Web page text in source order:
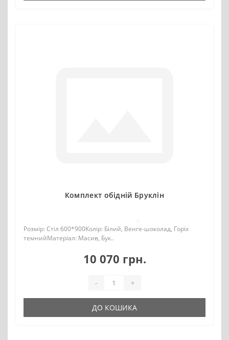
Комплект обідній Бруклін
Розмір: Стіл 600*900Колір: Білий, Венге-шоколад, Горіх
темнийМатеріал: Масив, Бук..
10 070 грн.
- +
ДО КОШИКА